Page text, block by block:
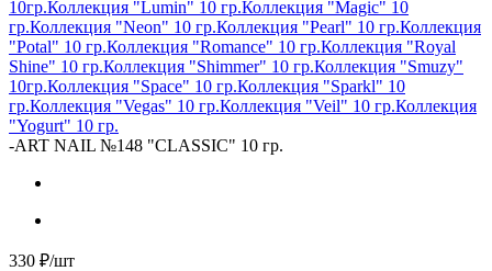
10гр.Коллекция "Lumin" 10 гр.Коллекция "Magic" 10
гр.Коллекция "Neon" 10 гр.Коллекция "Pearl" 10 гр.Коллекция
"Potal" 10 гр.Коллекция "Romance" 10 гр.Коллекция "Royal
Shine" 10 гр.Коллекция "Shimmer" 10 гр.Коллекция "Smuzy"
10гр.Коллекция "Space" 10 гр.Коллекция "Sparkl" 10
гр.Коллекция "Vegas" 10 гр.Коллекция "Veil" 10 гр.Коллекция
"Yogurt" 10 гр.
-ART NAIL №148 "CLASSIC" 10 гр.
330 ₽/шт